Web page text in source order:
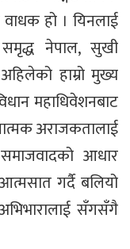
हो । यिनलाई
समृद्ध नेपाल, सुखी
हाम्रो मुख्य
महाधिवेशनबाट
अराजकतालाई
आधार
आत्मसात गर्दै बलियो
अभिभारालाई सँगसँगै